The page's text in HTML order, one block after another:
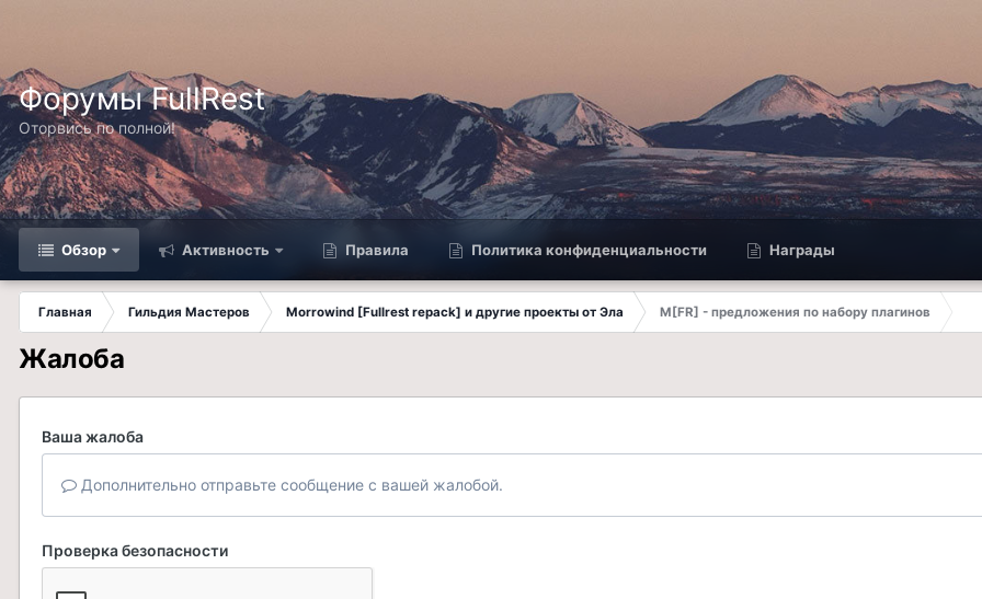
Форумы FullRest
Оторвись по полной!
Обзор Активность Правила Политика конфиденциальности Награды
Главная Гильдия Мастеров Morrowind [Fullrest repack] и другие проекты от Эла
M[FR] - предложения по набору плагинов
Жалоба
Ваша жалоба
Дополнительно отправьте сообщение с вашей жалобой.
Проверка безопасности